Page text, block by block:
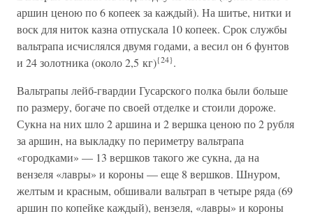
аршин ценою по 6 копеек за каждый). На шитье, нитки и
воск для ниток казна отпускала 10 копеек. Срок службы
вальтрапа исчислялся двумя годами, а весил он 6 фунтов
и 24 золотника (около 2,5 кг){24}.
Вальтрапы лейб-гвардии Гусарского полка были больше
по размеру, богаче по своей отделке и стоили дороже.
Сукна на них шло 2 аршина и 2 вершка ценою по 2 рубля
за аршин, на выкладку по периметру вальтрапа
«городками» — 13 вершков такого же сукна, да на
вензеля «лавры» и короны — еще 8 вершков. Шнуром,
желтым и красным, обшивали вальтрап в четыре ряда (69
аршин по копейке каждый), вензеля, «лавры» и короны